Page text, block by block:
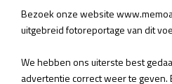
Bezoek onze website
uitgebreid fotoreportage van dit
We hebben ons uiterste best
advertentie correct weer te geven.